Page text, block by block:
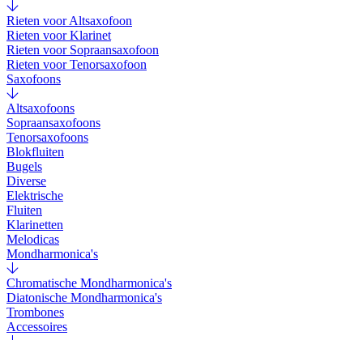
Rieten voor Altsaxofoon
Rieten voor Klarinet
Rieten voor Sopraansaxofoon
Rieten voor Tenorsaxofoon
Saxofoons
Altsaxofoons
Sopraansaxofoons
Tenorsaxofoons
Blokfluiten
Bugels
Diverse
Elektrische
Fluiten
Klarinetten
Melodicas
Mondharmonica's
Chromatische Mondharmonica's
Diatonische Mondharmonica's
Trombones
Accessoires